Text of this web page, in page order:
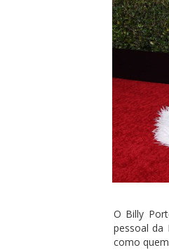
O Billy
pessoal da
como